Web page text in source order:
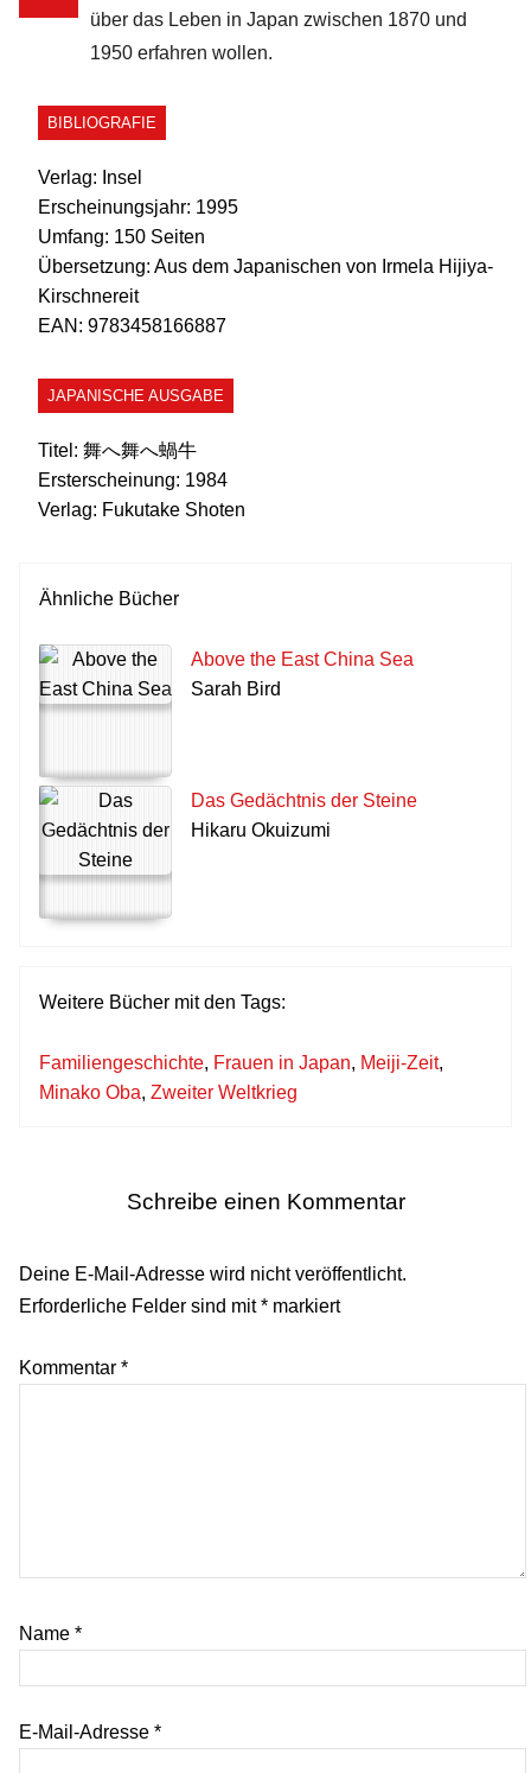
über das Leben in Japan zwischen 1870 und
1950 erfahren wollen.
BIBLIOGRAFIE
Verlag: Insel
Erscheinungsjahr: 1995
Umfang: 150 Seiten
Übersetzung: Aus dem Japanischen von Irmela Hijiya-
Kirschnereit
EAN: 9783458166887
JAPANISCHE AUSGABE
Titel: 舞へ舞へ蝸牛
Ersterscheinung: 1984
Verlag: Fukutake Shoten
Ähnliche Bücher
Above the East China Sea
Sarah Bird
Das Gedächtnis der Steine
Hikaru Okuizumi
Weitere Bücher mit den Tags:
Familiengeschichte, Frauen in Japan, Meiji-Zeit,
Minako Oba, Zweiter Weltkrieg
Schreibe einen Kommentar
Deine E-Mail-Adresse wird nicht veröffentlicht.
Erforderliche Felder sind mit* markiert
Kommentar *
Name *
E-Mail-Adresse *